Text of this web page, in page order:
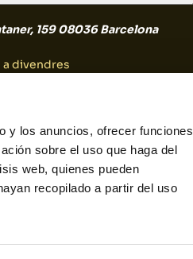
y los anuncios, ofrecer funciones
sobre el uso que haga del
web, quienes pueden
recopilado a partir del uso
159 08036 Barcelona
a divendres
i diumenge